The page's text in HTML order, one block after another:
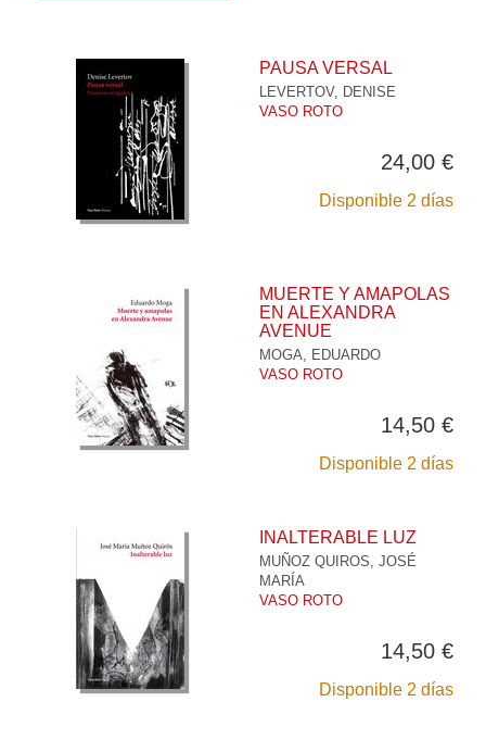
PAUSA VERSAL
LEVERTOV, DENISE
VASO ROTO
24,00 €
Disponible 2 días
MUERTE Y AMAPOLAS
EN ALEXANDRA
AVENUE
MOGA, EDUARDO
VASO ROTO
14,50 €
Disponible 2 días
INALTERABLE LUZ
MUÑOZ QUIROS, JOSÉ
MARÍA
VASO ROTO
14,50 €
Disponible 2 días